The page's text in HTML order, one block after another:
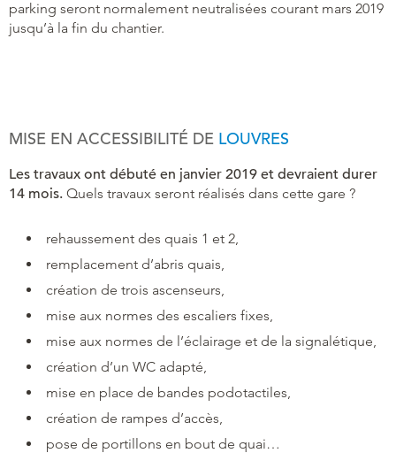
parking seront normalement neutralisées courant mars 2019
jusqu’à la fin du chantier.
MISE EN ACCESSIBILITÉ DE LOUVRES
Les travaux ont débuté en janvier 2019 et devraient durer
14 mois. Quels travaux seront réalisés dans cette gare ?
rehaussement des quais 1 et 2,
remplacement d’abris quais,
création de trois ascenseurs,
mise aux normes des escaliers fixes,
mise aux normes de l’éclairage et de la signalétique,
création d’un WC adapté,
mise en place de bandes podotactiles,
création de rampes d’accès,
pose de portillons en bout de quai…